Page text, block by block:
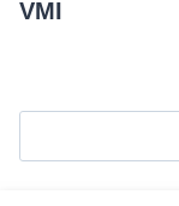
VMI